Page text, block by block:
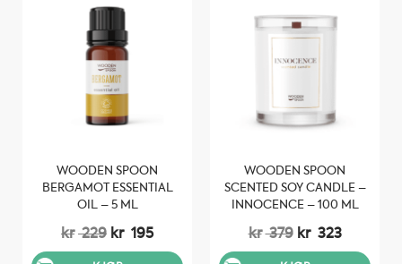
WOODEN SPOON
BERGAMOT ESSENTIAL
OIL – 5 ML
kr229 Opprinnelig
pris
kr 195Nåværende
pris
WOODEN SPOON
SCENTED SOY CANDLE –
INNOCENCE – 100 ML
kr379 Opprinnelig
pris
kr 323
pris